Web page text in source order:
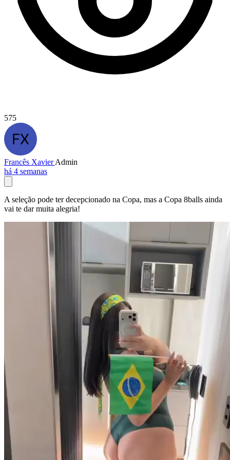
575
Francês XavierAdmin
há 4 semanas
A seleção pode ter decepcionado na Copa, mas a Copa 8balls ainda
vai te dar muita alegria!